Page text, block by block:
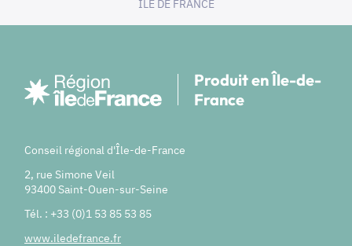
ILE DE FRANCE
Produit en Île-de-
France
Conseil régional d'Île-de-France
2, rue Simone Veil
93400 Saint-Ouen-sur-Seine
Tél. : +33 (0)1 53 85 53 85
www.iledefrance.fr